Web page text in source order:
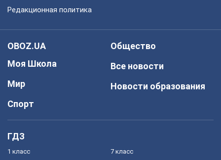
Редакционная политика
OBOZ.UA
Моя Школа
Мир
Спорт
Общество
Все новости
Новости образования
ГДЗ
1 класс 7 класс